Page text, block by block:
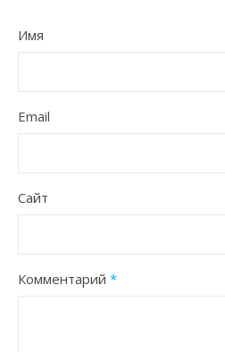
Имя
Email
Сайт
Комментарий *